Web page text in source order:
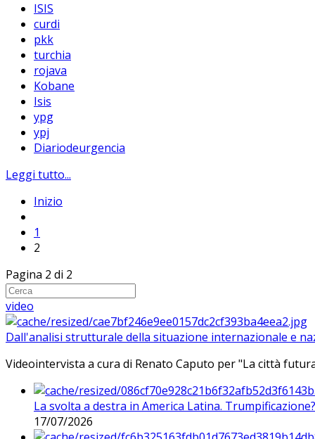
ISIS
curdi
pkk
turchia
rojava
Kobane
Isis
ypg
ypj
Diariodeurgencia
Leggi tutto...
Inizio
1
2
Pagina 2 di 2
video
Dall'analisi strutturale della situazione internazionale e
Videointervista a cura di Renato Caputo per "La città
La svolta a destra in America Latina. Trumpificazione?
17/07/2026